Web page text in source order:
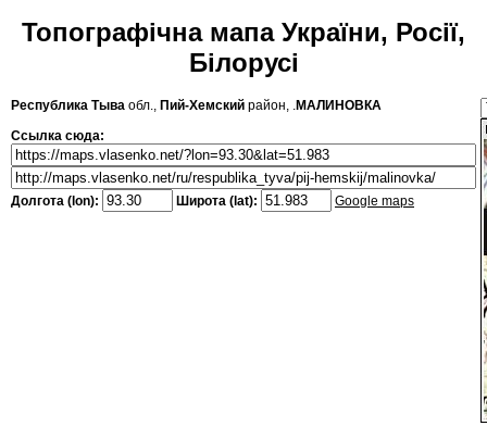
Топографічна мапа України, Росії,
Білорусі
Республика Тыва обл., Пий-Хемский район, .МАЛИНОВКА
Ссылка сюда:
Долгота (lon): Широта (lat): Google maps